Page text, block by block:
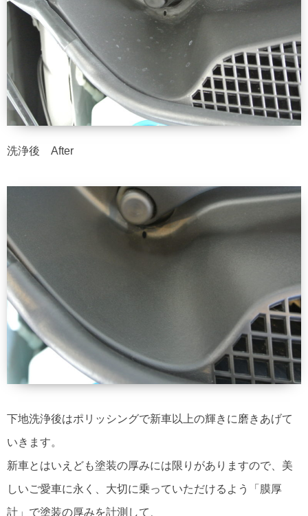
洗浄後 After
下地洗浄後はポリッシングで新車以上の輝きに磨きあげて
いきます。
新車とはいえども塗装の厚みには限りがありますので、美
しいご愛車に永く、大切に乗っていただけるよう「膜厚
計」で塗装の厚みを計測して、